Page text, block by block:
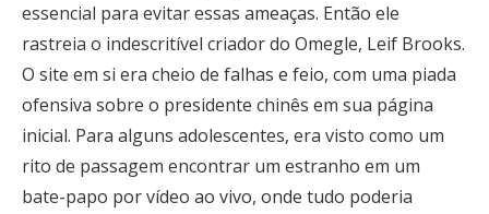
essencial para evitar essas ameaças. Então ele
rastreia o indescritível criador do Omegle, Leif Brooks.
O site em si era cheio de falhas e feio, com uma piada
ofensiva sobre o presidente chinês em sua página
inicial. Para alguns adolescentes, era visto como um
rito de passagem encontrar um estranho em um
bate-papo por vídeo ao vivo, onde tudo poderia